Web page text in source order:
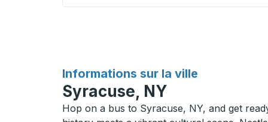
Informations sur la ville
pour
Syracuse, NY
Hop on a bus to Syracuse, NY, and get